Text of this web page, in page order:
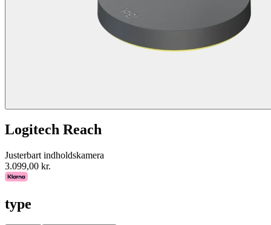
Logitech Reach
Justerbart indholdskamera
3.099,00 kr.
type